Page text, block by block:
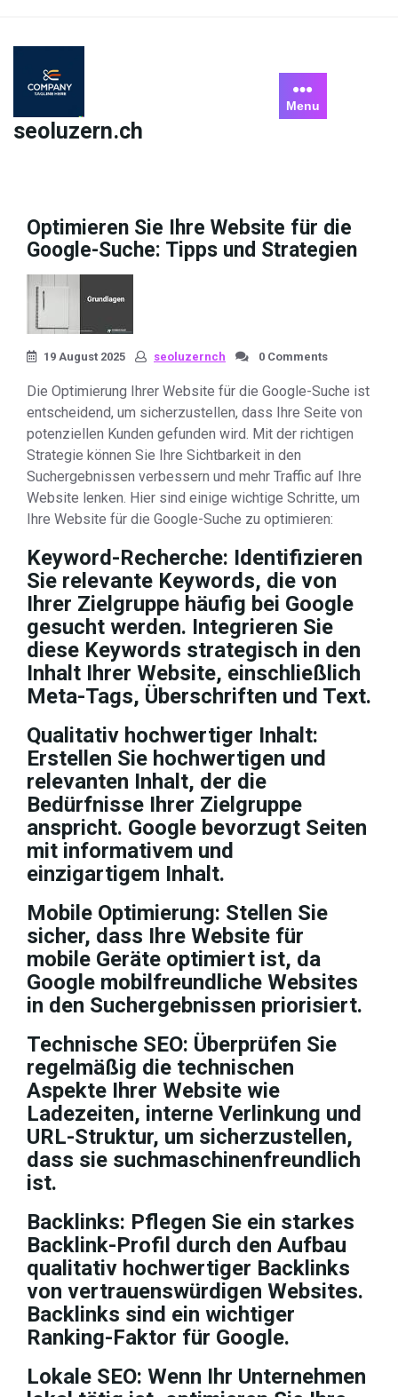
content
seoluzern.ch
Menu
Optimieren Sie Ihre Website für die
Google-Suche: Tipps und Strategien
19 August 2025 seoluzernch 0 Comments
Die Optimierung Ihrer Website für die Google-Suche ist
entscheidend, um sicherzustellen, dass Ihre Seite von
potenziellen Kunden gefunden wird. Mit der richtigen
Strategie können Sie Ihre Sichtbarkeit in den
Suchergebnissen verbessern und mehr Traffic auf Ihre
Website lenken. Hier sind einige wichtige Schritte, um
Ihre Website für die Google-Suche zu optimieren:
Keyword-Recherche: Identifizieren
Sie relevante Keywords, die von
Ihrer Zielgruppe häufig bei Google
gesucht werden. Integrieren Sie
diese Keywords strategisch in den
Inhalt Ihrer Website, einschließlich
Meta-Tags, Überschriften und Text.
Qualitativ hochwertiger Inhalt:
Erstellen Sie hochwertigen und
relevanten Inhalt, der die
Bedürfnisse Ihrer Zielgruppe
anspricht. Google bevorzugt Seiten
mit informativem und
einzigartigem Inhalt.
Mobile Optimierung: Stellen Sie
sicher, dass Ihre Website für
mobile Geräte optimiert ist, da
Google mobilfreundliche Websites
in den Suchergebnissen priorisiert.
Technische SEO: Überprüfen Sie
regelmäßig die technischen
Aspekte Ihrer Website wie
Ladezeiten, interne Verlinkung und
URL-Struktur, um sicherzustellen,
dass sie suchmaschinenfreundlich
ist.
Backlinks: Pflegen Sie ein starkes
Backlink-Profil durch den Aufbau
qualitativ hochwertiger Backlinks
von vertrauenswürdigen Websites.
Backlinks sind ein wichtiger
Ranking-Faktor für Google.
Lokale SEO: Wenn Ihr Unternehmen